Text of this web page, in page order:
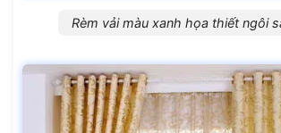
Rèm vải màu xanh họa thiết ngôi